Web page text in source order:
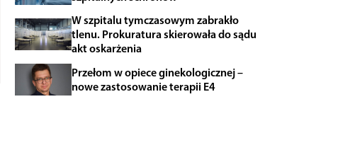
W szpitalu tymczasowym zabrakło
tlenu. Prokuratura skierowała do sądu
akt oskarżenia
Przełom w opiece ginekologicznej –
nowe zastosowanie terapii E4